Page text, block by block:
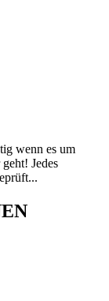
wenn es um
Jedes